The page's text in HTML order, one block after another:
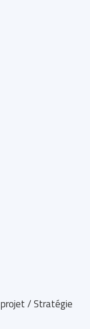
projet / Stratégie